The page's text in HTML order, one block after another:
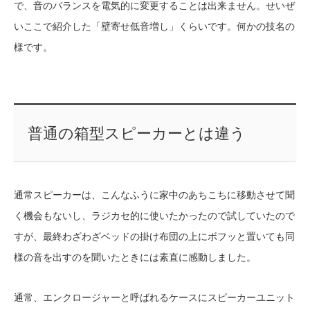
で、音のバランスを電気的に変更することは出来ません。せいぜ
いここで紹介した「壁寄せ低音増し」くらいです。何かの技名の
様です。
普通の箱型スピーカーとは違う
通常スピーカーは、こんなふうに家中のあちこちに移動させて聞
く機会もないし、ラジカセ的に使いたかったので試していたので
すが、最終わざわざベッドの掛け布団の上にボフッと置いても同
様の音を出すのを聞いたときには素直に感動しました。
通常、エンクロージャーと呼ばれるケースにスピーカーユニット